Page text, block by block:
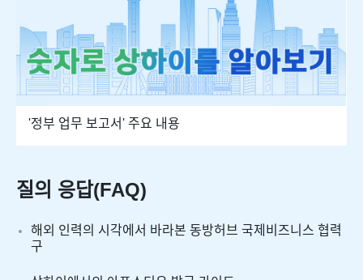
'정부 업무 보고서' 주요 내용
질의 응답(FAQ)
해외 인력의 시각에서 바라본 동방허브 국제비즈니스 협력
구